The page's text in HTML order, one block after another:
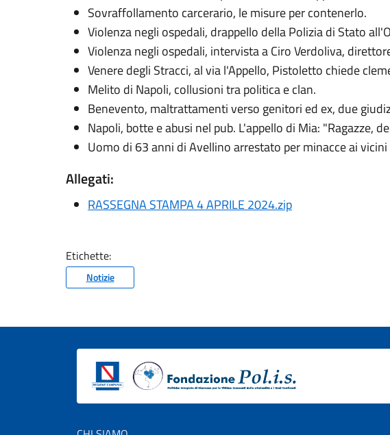
Sovraffollamento carcerario, le misure per contenerlo.
Violenza negli ospedali, drappello della Polizia di Stato
Violenza negli ospedali, intervista a Ciro Verdoliva,
Venere degli Stracci, al via l'Appello, Pistoletto chiede
Melito di Napoli, collusioni tra politica e clan.
Benevento, maltrattamenti verso genitori ed ex, due
Napoli, botte e abusi nel pub. L'appello di Mia: "Ragazze,
Uomo di 63 anni di Avellino arrestato per minacce ai vicini
Allegati:
RASSEGNA STAMPA 4 APRILE 2024.zip
Etichette:
Notizie